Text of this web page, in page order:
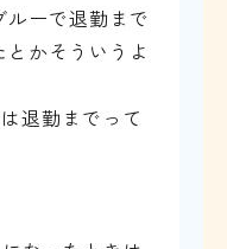
ーで退勤まで
かそういうよ
退勤までって